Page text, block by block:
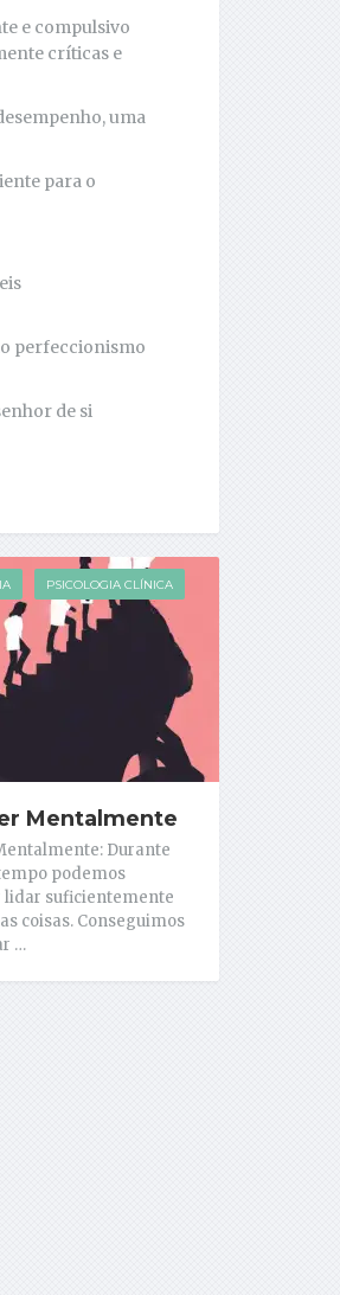
e compulsivo
críticas e
uma
para o
perfeccionismo
de si
PSICOLOGIA CLÍNICA
Mentalmente
Durante
podemos
lidar suficientemente
coisas. Conseguimos
…